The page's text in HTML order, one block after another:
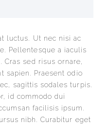
luctus. Ut nec nisi ac
Pellentesque a iaculis
Cras sed risus ornare,
sapien. Praesent odio
sagittis sodales turpis.
id commodo dui
facilisis ipsum.
nibh. Curabitur eget